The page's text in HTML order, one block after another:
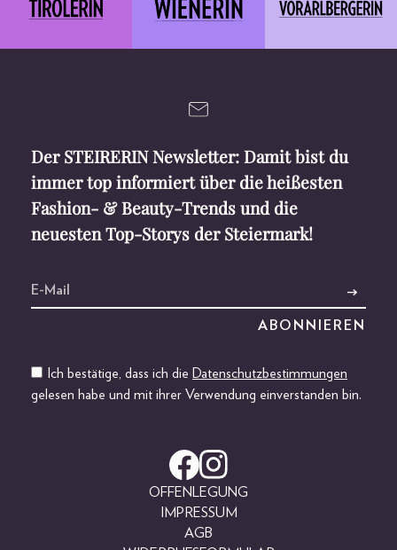
Der STEIRERIN Newsletter: Damit bist du
immer top informiert über die heißesten
Fashion- & Beauty-Trends und die
neuesten Top-Storys der Steiermark!
Ich bestätige, dass ich die Datenschutzbestimmungen
gelesen habe und mit ihrer Verwendung einverstanden bin.
OFFENLEGUNG
IMPRESSUM
AGB